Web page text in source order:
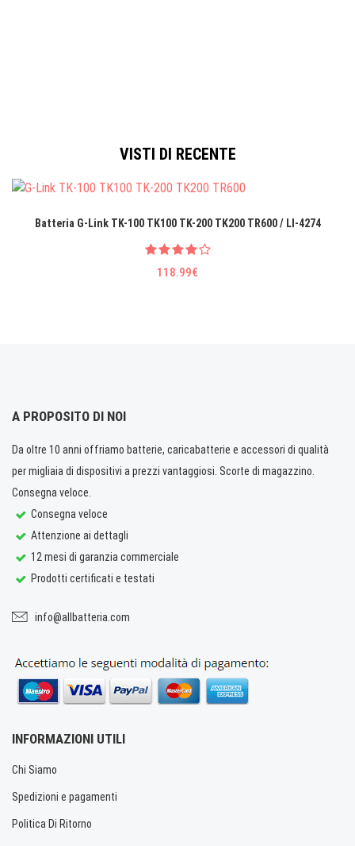
VISTI DI RECENTE
Batteria G-Link TK-100 TK100 TK-200 TK200 TR600 / LI-4274
118.99€
A PROPOSITO DI NOI
Da oltre 10 anni offriamo batterie, caricabatterie e accessori di qualità
per migliaia di dispositivi a prezzi vantaggiosi. Scorte di magazzino.
Consegna veloce.
Consegna veloce
Attenzione ai dettagli
12 mesi di garanzia commerciale
Prodotti certificati e testati
info@allbatteria.com
INFORMAZIONI UTILI
Chi Siamo
Spedizioni e pagamenti
Politica Di Ritorno